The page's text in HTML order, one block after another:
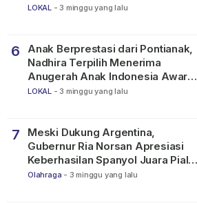
LOKAL - 3 minggu yang lalu
6
Anak Berprestasi dari Pontianak,
Nadhira Terpilih Menerima
Anugerah Anak Indonesia Awards
2026
LOKAL - 3 minggu yang lalu
7
Meski Dukung Argentina,
Gubernur Ria Norsan Apresiasi
Keberhasilan Spanyol Juara Piala
Dunia FIFA 2026
Olahraga - 3 minggu yang lalu